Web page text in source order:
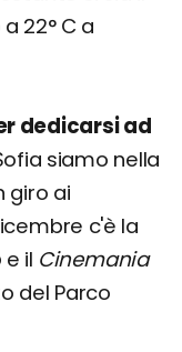
22° C a
dedicarsi ad
siamo nella
giro ai
c'è la
e il Cinemania
del Parco